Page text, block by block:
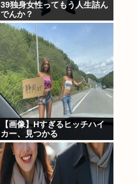
39独身女性ってもう人生詰ん
でんか？
【画像】Hすぎるヒッチハイ
カー、見つかる